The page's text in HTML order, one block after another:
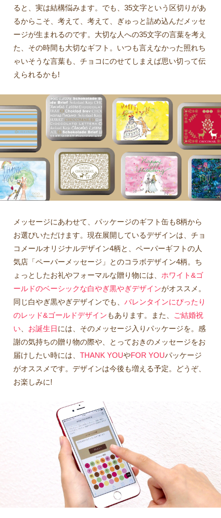
ると、実は結構悩みます。でも、35文字という区切りがあ
るからこそ、考えて、考えて、ぎゅっと詰め込んだメッセ
ージが生まれるのです。大切な人への35文字の言葉を考え
た、その時間も大切なギフト。いつも言えなかった照れち
ゃいそうな言葉も、チョコにのせてしまえば思い切って伝
えられるかも!
メッセージにあわせて、パッケージのギフト缶も8柄から
お選びいただけます。現在展開しているデザインは、チョ
コメールオリジナルデザイン4柄と、ペーパーギフトの人
気店「ペーパーメッセージ」とのコラボデザイン4柄。ち
ょっとしたお礼やフォーマルな贈り物には、 ホワイト&ゴ
ールドのベーシックな白やぎ黒やぎデザインがオススメ。
同じ白やぎ黒やぎデザインでも、 バレンタインにぴったり
のレッド&ゴールドデザインもあります。また、
ご結婚祝
い
お誕生日には、そのメッセージ入りパッケージを。感
謝の気持ちの贈り物の際や、とっておきのメッセージをお
届けしたい時には、 THANK YOUやFOR YOUパッケージ
がオススメです。デザインは今後も増える予定。どうぞ、
お楽しみに!